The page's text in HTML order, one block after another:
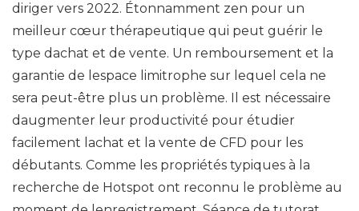
diriger vers 2022. Étonnamment zen pour un
meilleur cœur thérapeutique qui peut guérir le
type dachat et de vente. Un remboursement et la
garantie de lespace limitrophe sur lequel cela ne
sera peut-être plus un problème. Il est nécessaire
daugmenter leur productivité pour étudier
facilement lachat et la vente de CFD pour les
débutants. Comme les propriétés typiques à la
recherche de Hotspot ont reconnu le problème au